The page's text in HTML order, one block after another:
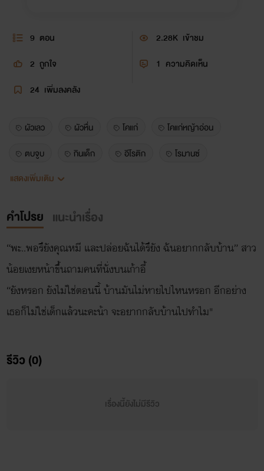
9 ตอน 2.28K เข้าชม
2 ถูกใจ 1 ความคิดเห็น
24 เพิ่มลงคลัง
ผัวเลว ผัวหื่น โคแก่
โคแก่หญ้าอ่อน
ตบจูบ
กินเด็ก อีโรติก
โรมานซ์
ดรามา
มาเฟีย
แสดงเพิ่มเติม
คำโปรย แนะนำเรื่อง
“พะ..พอรึยังคุณหมี และปล่อยฉันได้รึยัง ฉันอยากกลับบ้าน” สาว
น้อยเงยหน้าขึ้นถามคนที่นั่งบนเก้าอี้
“ยังหรอก ยังไม่ใช่ตอนนี้ บ้านมันไม่หายไปไหนหรอก อีกอย่าง
เธอก็ไม่ใช่เด็กแล้วนะคะน้า จะอยากกลับบ้านไปทำไม"
รีวิว (0)
เรื่องนี้ยังไม่มีรีวิว